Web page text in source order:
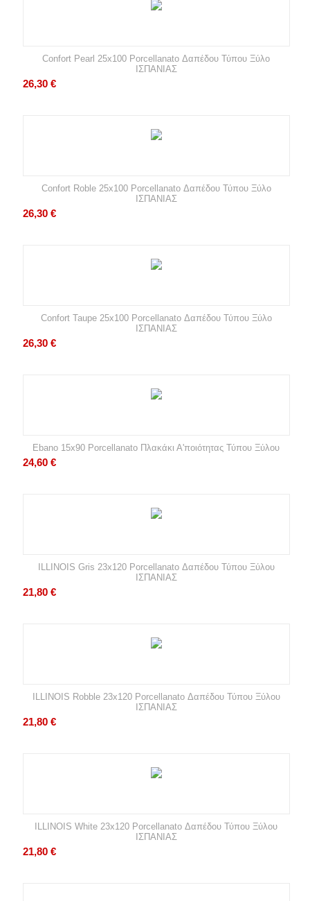
Confort Pearl 25x100 Porcellanato Δαπέδου Τύπου Ξύλο
ΙΣΠΑΝΙΑΣ
26,30 €
Confort Roble 25x100 Porcellanato Δαπέδου Τύπου Ξύλο
ΙΣΠΑΝΙΑΣ
26,30 €
Confort Taupe 25x100 Porcellanato Δαπέδου Τύπου Ξύλο
ΙΣΠΑΝΙΑΣ
26,30 €
Ebano 15x90 Porcellanato Πλακάκι Α'ποιότητας Τύπου Ξύλου
24,60 €
ILLINOIS Gris 23x120 Porcellanato Δαπέδου Τύπου Ξύλου
ΙΣΠΑΝΙΑΣ
21,80 €
ILLINOIS Robble 23x120 Porcellanato Δαπέδου Τύπου Ξύλου
ΙΣΠΑΝΙΑΣ
21,80 €
ILLINOIS White 23x120 Porcellanato Δαπέδου Τύπου Ξύλου
ΙΣΠΑΝΙΑΣ
21,80 €